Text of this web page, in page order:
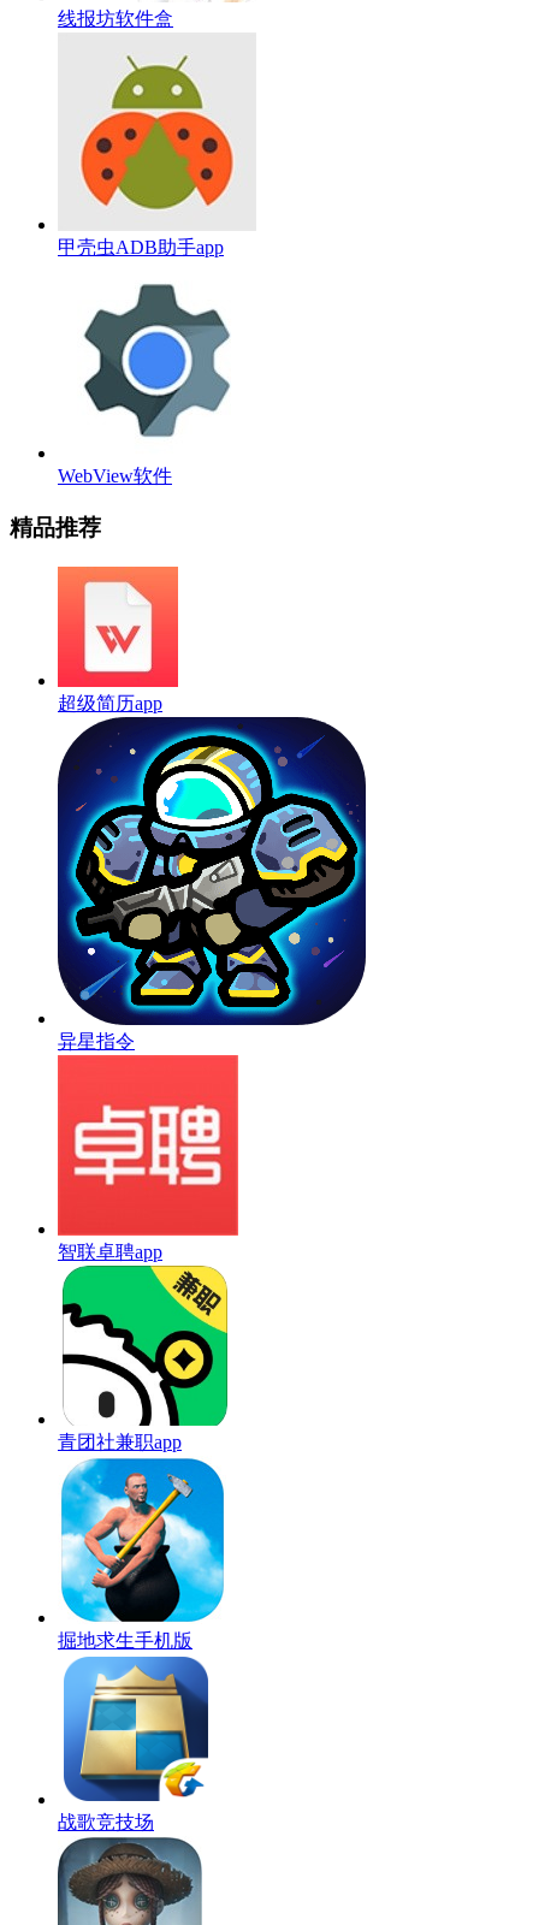
线报坊软件盒
甲壳虫ADB助手app
WebView软件
精品推荐
超级简历app
异星指令
智联卓聘app
青团社兼职app
掘地求生手机版
战歌竞技场